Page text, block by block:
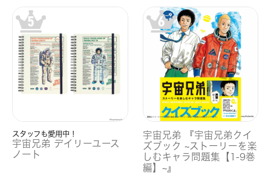
スタッフも愛用中！
宇宙兄弟 デイリーユース
ノート
宇宙兄弟 『宇宙兄弟クイ
ズブック ~ストーリーを楽
しむキャラ問題集【1-9巻
編】~』